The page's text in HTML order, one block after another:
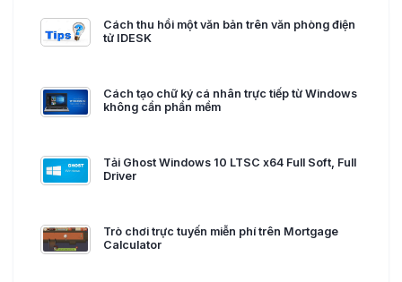
Cách thu hồi một văn bản trên văn phòng điện
tử IDESK
Cách tạo chữ ký cá nhân trực tiếp từ Windows
không cần phần mềm
Tải Ghost Windows 10 LTSC x64 Full Soft, Full
Driver
Trò chơi trực tuyến miễn phí trên Mortgage
Calculator